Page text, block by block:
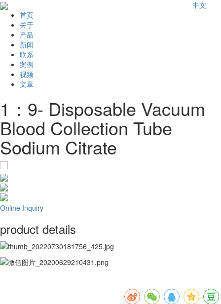
中文
首页
关于
产品
新闻
联系
案例
视频
文章
1：9- Disposable Vacuum
Blood Collection Tube
Sodium Citrate
Online Inquiry
product details